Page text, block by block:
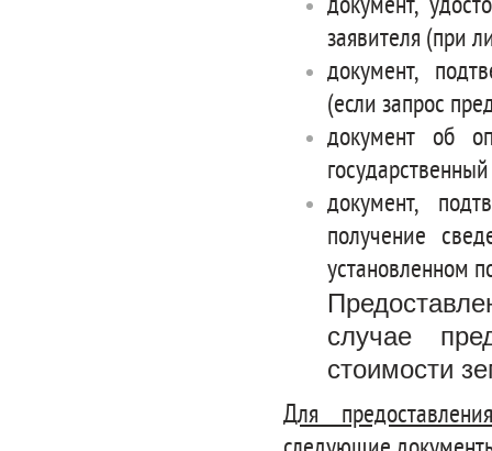
документ,
заявителя (при
документ,
(если запрос
документ об
документ,
получение
установленном
случае
стоимости
Для